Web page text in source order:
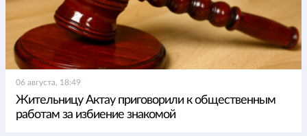
06 августа, 18:49
Жительницу Актау приговорили к общественным
работам за избиение знакомой